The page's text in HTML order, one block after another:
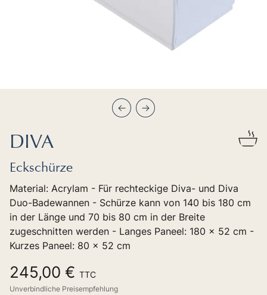
PrécédentSuivant
DIVA
Eckschürze
Material: Acrylam - Für rechteckige Diva- und Diva
Duo-Badewannen - Schürze kann von 140 bis 180 cm
in der Länge und 70 bis 80 cm in der Breite
zugeschnitten werden - Langes Paneel: 180 x 52 cm -
Kurzes Paneel: 80 x 52 cm
245,00 € TTC
Unverbindliche Preisempfehlung